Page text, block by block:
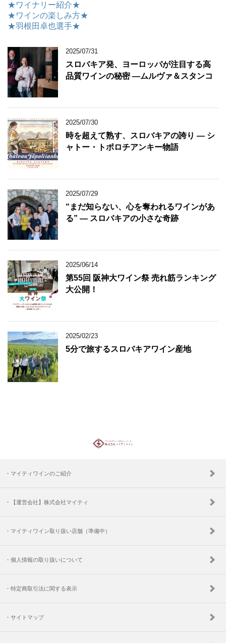
★ワイナリー紹介★
★ワインの楽しみ方★
★羽根田卓也選手★
2025/07/31
スロバキア発、ヨーロッパが注目する高
品質ワインの秘密 ―ムルヴァ＆スタンコ
2025/07/30
時を超えて熟す、スロバキアの誇り ― シ
ャトー・トポロチアンキー物語
2025/07/29
“まだ知らない、心を奪われるワインがあ
る” ― スロバキアの小さな奇跡
2025/06/14
第55回 阪神大ワイン祭 売れ筋ランキング
大公開！
2025/02/23
5分で旅するスロバキアワイン産地
・マイティワインのご紹介
・【運営会社】株式会社マイティ
・マイティワイン取り扱い店舗（準備中）
・個人情報の取り扱いについて
・特定商取引法に関する表示
・サイトマップ